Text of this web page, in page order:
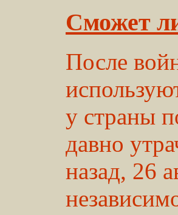
Сможет
После
у страны
давно
назад, 26